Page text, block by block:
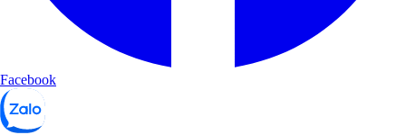
Facebook